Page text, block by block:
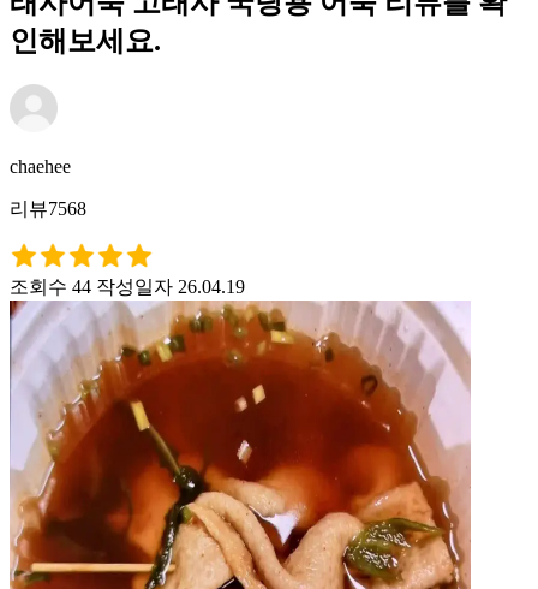
인해보세요.
chaehee
리뷰7568
조회수 44 작성일자 26.04.19